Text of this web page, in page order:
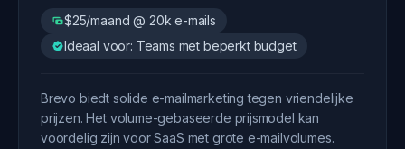
$25/maand @ 20k e-mails
Ideaal voor: Teams met beperkt budget
Brevo biedt solide e-mailmarketing tegen vriendelijke
prijzen. Het volume-gebaseerde prijsmodel kan
voordelig zijn voor SaaS met grote e-mailvolumes.